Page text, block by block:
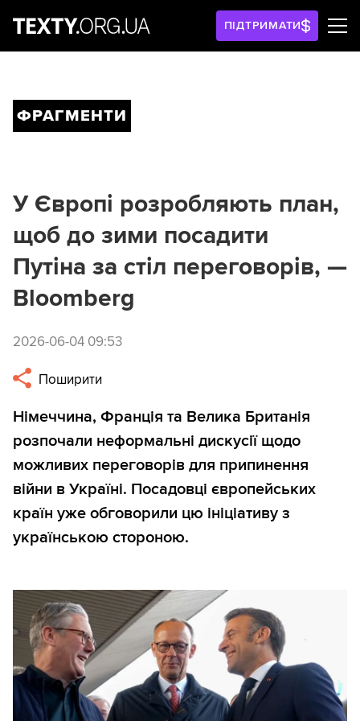
ПІДТРИМАТИ
ФРАГМЕНТИ
У Європі розробляють план,
щоб до зими посадити
Путіна за стіл переговорів, —
Bloomberg
2026-06-04 09:53
Поширити
Німеччина, Франція та Велика Британія
розпочали неформальні дискусії щодо
можливих переговорів для припинення
війни в Україні. Посадовці європейських
країн уже обговорили цю ініціативу з
українською стороною.